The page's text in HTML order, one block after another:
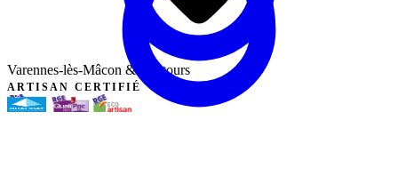
Varennes-lès-Mâcon & alentours
ARTISAN CERTIFIÉ